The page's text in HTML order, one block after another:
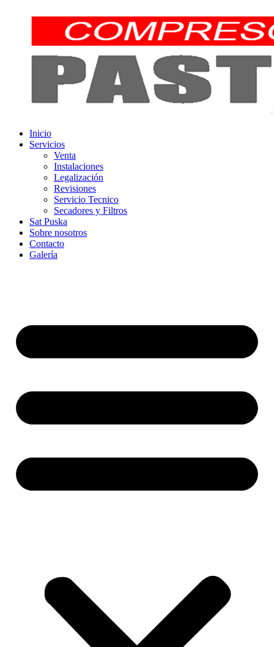
Inicio
Servicios
Venta
Instalaciones
Legalización
Revisiones
Servicio Tecnico
Secadores y Filtros
Sat Puska
Sobre nosotros
Contacto
Galería